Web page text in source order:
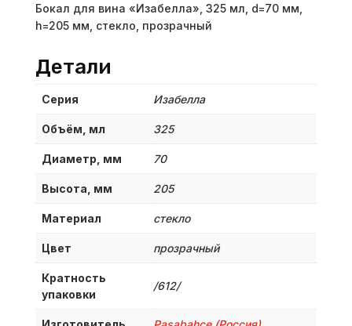
Бокал для вина «Изабелла», 325 мл, d=70 мм,
h=205 мм, стекло, прозрачный
Детали
Серия Изабелла
Объём, мл 325
Диаметр, мм 70
Высота, мм 205
Материал стекло
Цвет прозрачный
Кратность
упаковки
/612/